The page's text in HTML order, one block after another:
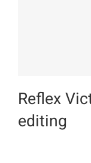
Reflex
editing